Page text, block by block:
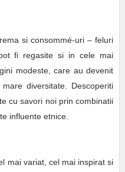
si consommé-uri – feluri
fi regasite si in cele mai
modeste, care au devenit
diversitate. Descoperiti
cu savori noi prin combinatii
influente etnice.
mai variat, cel mai inspirat si